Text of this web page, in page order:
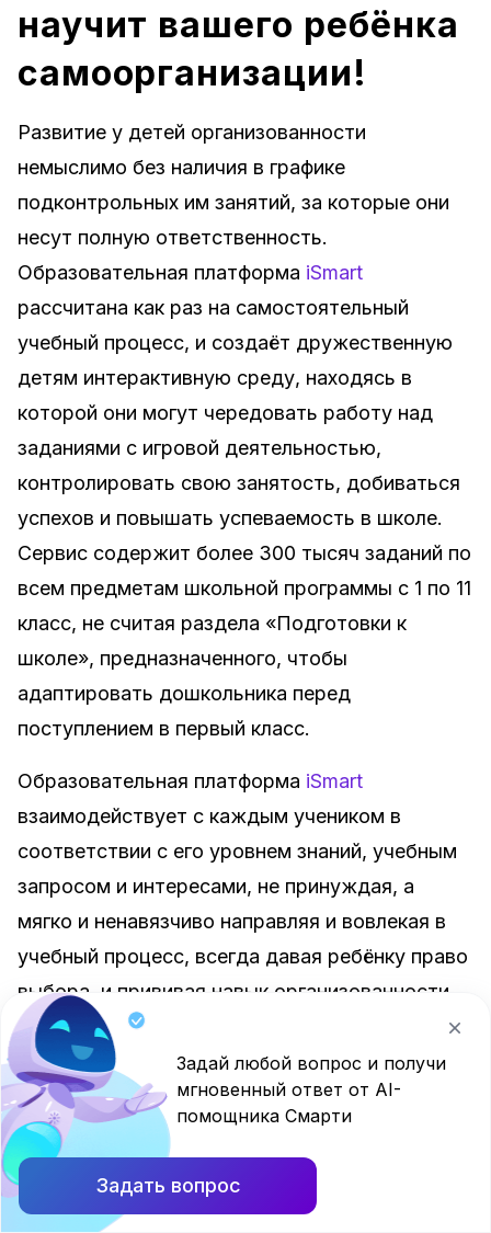
научит вашего ребёнка
самоорганизации!
Развитие у детей организованности
немыслимо без наличия в графике
подконтрольных им занятий, за которые они
несут полную ответственность.
Образовательная платформа iSmart
рассчитана как раз на самостоятельный
учебный процесс, и создаёт дружественную
детям интерактивную среду, находясь в
которой они могут чередовать работу над
заданиями с игровой деятельностью,
контролировать свою занятость, добиваться
успехов и повышать успеваемость в школе.
Сервис содержит более 300 тысяч заданий по
всем предметам школьной программы с 1 по 11
класс, не считая раздела «Подготовки к
школе», предназначенного, чтобы
адаптировать дошкольника перед
поступлением в первый класс.
Образовательная платформа iSmart
взаимодействует с каждым учеником в
соответствии с его уровнем знаний, учебным
запросом и интересами, не принуждая, а
мягко и ненавязчиво направляя и вовлекая в
учебный процесс, всегда давая ребёнку право
выбора, и прививая навык организованности.
Школьник ясно видит закономерность: чем
больше у него в активе правильно
выполненных заданий, тем выше рейтинг, и
тем больше игровых ресурсов (смарткойнов),
которые он может использовать в игре. Так
дети понимают, каким образом их действия
Задай любой вопрос и получи
мгновенный ответ от AI-
помощника Смарти
Задать вопрос